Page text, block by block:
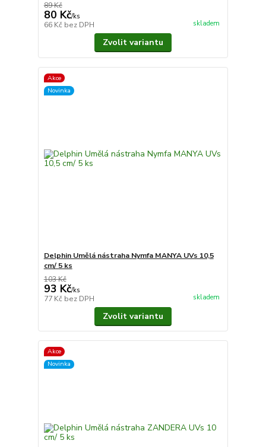
89 Kč
80 Kč/ks
66 Kč bez DPH skladem
Zvolit variantu
Akce
Novinka
Delphin Umělá nástraha Nymfa MANYA UVs 10,5
cm/ 5 ks
103 Kč
93 Kč/ks
77 Kč bez DPH skladem
Zvolit variantu
Akce
Novinka